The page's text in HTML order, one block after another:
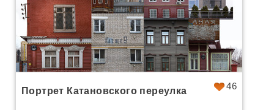
46
Портрет Катановского переулка